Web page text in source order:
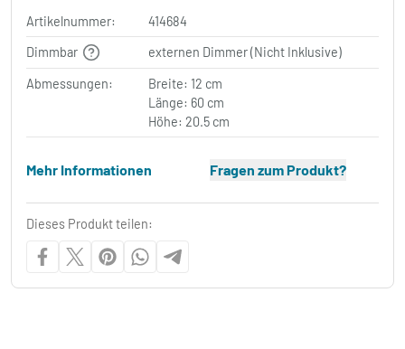
Artikelnummer:
414684
Dimmbar
externen Dimmer (Nicht Inklusive)
Abmessungen:
Breite: 12 cm
Länge: 60 cm
Höhe: 20.5 cm
Mehr Informationen Fragen zum Produkt?
Dieses Produkt teilen: